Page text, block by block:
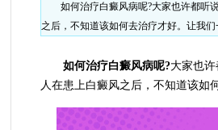
如何治疗白癜风病呢?大家也许都听
之后，不知道该如何去治疗才好。让我
如何治疗白癜风病呢?大家也
人在患上白癜风之后，不知道该如